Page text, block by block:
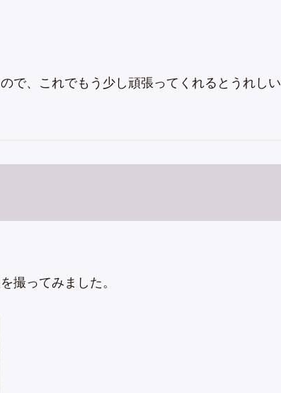
で、これでもう少し頑張ってくれるとうれしい
撮ってみました。